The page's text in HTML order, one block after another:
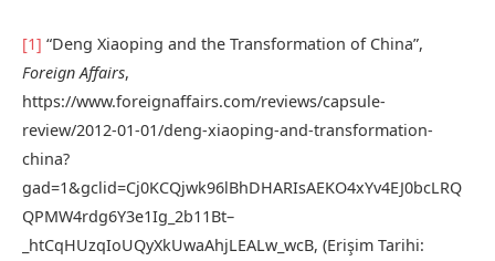
[1] “Deng Xiaoping and the Transformation of China”,
Foreign Affairs,
https://www.foreignaffairs.com/reviews/capsule-
review/2012-01-01/deng-xiaoping-and-transformation-
china?
gad=1&gclid=Cj0KCQjwk96lBhDHARIsAEKO4xYv4EJ0bcLRQ
QPMW4rdg6Y3e1Ig_2b11Bt–
_htCqHUzqIoUQyXkUwaAhjLEALw_wcB, (Erişim Tarihi: